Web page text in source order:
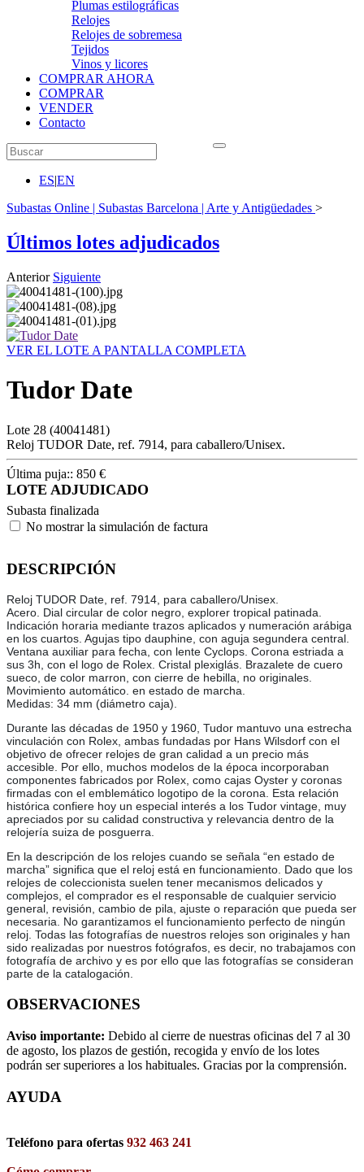
Plumas estilográficas
Relojes
Relojes de sobremesa
Tejidos
Vinos y licores
COMPRAR AHORA
COMPRAR
VENDER
Contacto
ES|EN
Subastas Online | Subastas Barcelona | Arte y Antigüedades >
Últimos lotes adjudicados
Anterior Siguiente
VER EL LOTE A PANTALLA COMPLETA
Tudor Date
Lote 28 (40041481)
Reloj TUDOR Date, ref. 7914, para caballero/Unisex.
Última puja:: 850 €
LOTE ADJUDICADO
Subasta finalizada
No mostrar la simulación de factura
DESCRIPCIÓN
Reloj TUDOR Date, ref. 7914, para caballero/Unisex.
Acero. Dial circular de color negro, explorer tropical patinada.
Indicación horaria mediante trazos aplicados y numeración arábiga
en los cuartos. Agujas tipo dauphine, con aguja segundera central.
Ventana auxiliar para fecha, con lente Cyclops. Corona estriada a
sus 3h, con el logo de Rolex. Cristal plexiglás. Brazalete de cuero
sueco, de color marron, con cierre de hebilla, no originales.
Movimiento automático. en estado de marcha.
Medidas: 34 mm (diámetro caja).
Durante las décadas de 1950 y 1960, Tudor mantuvo una estrecha
vinculación con Rolex, ambas fundadas por Hans Wilsdorf con el
objetivo de ofrecer relojes de gran calidad a un precio más
accesible. Por ello, muchos modelos de la época incorporaban
componentes fabricados por Rolex, como cajas Oyster y coronas
firmadas con el emblemático logotipo de la corona. Esta relación
histórica confiere hoy un especial interés a los Tudor vintage, muy
apreciados por su calidad constructiva y relevancia dentro de la
relojería suiza de posguerra.
En la descripción de los relojes cuando se señala “en estado de
marcha” significa que el reloj está en funcionamiento. Dado que los
relojes de coleccionista suelen tener mecanismos delicados y
complejos, el comprador es el responsable de cualquier servicio
general, revisión, cambio de pila, ajuste o reparación que pueda ser
necesaria. No garantizamos el funcionamiento perfecto de ningún
reloj. Todas las fotografías de nuestros relojes son originales y han
sido realizadas por nuestros fotógrafos, es decir, no trabajamos con
fotografía de archivo y es por ello que las fotografías se consideran
parte de la catalogación.
OBSERVACIONES
Aviso importante: Debido al cierre de nuestras oficinas del 7 al 30
de agosto, los plazos de gestión, recogida y envío de los lotes
podrán ser superiores a los habituales. Gracias por la comprensión.
AYUDA
Teléfono para ofertas 932 463 241